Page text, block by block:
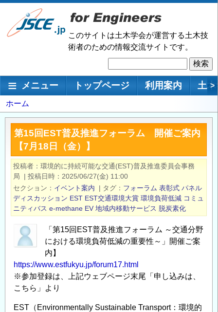
メ
ン
移
このサイトは土木学会が運営する土木技
術者のための情報交流サイトです。
索
メインナビゲーション
メニュー トップページ 利用案内 土 >
パ
ン
く
ホーム
第15回EST普及推進フォーラム 開催ご案内
【7月18日（金）】
投稿者
環境的に持続可能な交通(EST)普及推進委員会事務
局
| 投稿日時
2025/06/27(金) 11:00
セクション
イベント案内 | タグ フォーラム 表彰式 パネル
ディスカッション EST EST交通環境大賞 環境負荷低減 コミュ
ニティバス e-methane EV 地域内移動サービス 脱炭素化
「第15回EST普及推進フォーラム ～交通分野
における環境負荷低減の重要性～」開催ご案
内】
https://www.estfukyu.jp/forum17.html
※参加登録は、上記ウェブページ末尾「申し込みは、
こちら」より
EST（Environmentally Sustainable Transport：環境的